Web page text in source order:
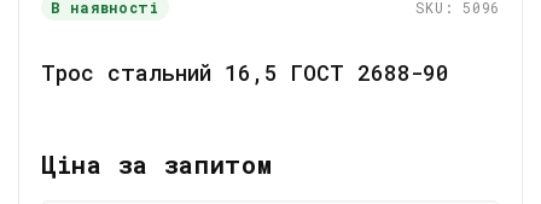
В наявності SKU: 5096
Трос стальний 16,5 ГОСТ 2688-90
Ціна за запитом